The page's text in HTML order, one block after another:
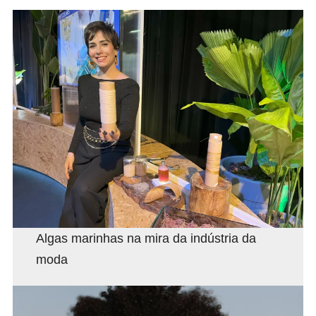
Algas marinhas na mira da indústria da
moda